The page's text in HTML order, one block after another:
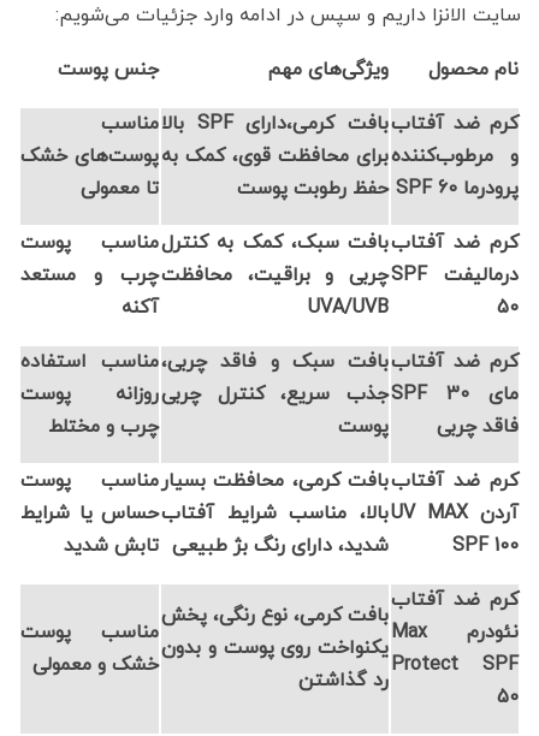
سایت الانزا داریم و سپس در ادامه وارد جزئیات می‌شویم:
نام محصول ویژگی‌های مهم جنس پوست
کرم ضد آفتاب
و مرطوب‌کننده
پرودرما SPF 60
بافت کرمی،دارای SPF بالا
برای محافظت قوی، کمک به
حفظ رطوبت پوست
مناسب
پوست‌های خشک
تا معمولی
کرم ضد آفتاب
درمالیفت SPF
50
بافت سبک، کمک به کنترل
چربی و براقیت، محافظت
UVA/UVB
مناسب پوست
چرب و مستعد
آکنه
کرم ضد آفتاب
مای SPF 30
فاقد چربی
بافت سبک و فاقد چربی،
جذب سریع، کنترل چربی
پوست
مناسب استفاده
روزانه پوست
چرب و مختلط
کرم ضد آفتاب
آردن UV MAX
SPF 100
بافت کرمی، محافظت بسیار
بالا، مناسب شرایط آفتاب
شدید، دارای رنگ بژ طبیعی
مناسب پوست
حساس یا شرایط
تابش شدید
کرم ضد آفتاب
نئودرم Max
Protect SPF
50
بافت کرمی، نوع رنگی، پخش
یکنواخت روی پوست و بدون
رد گذاشتن
مناسب پوست
خشک و معمولی